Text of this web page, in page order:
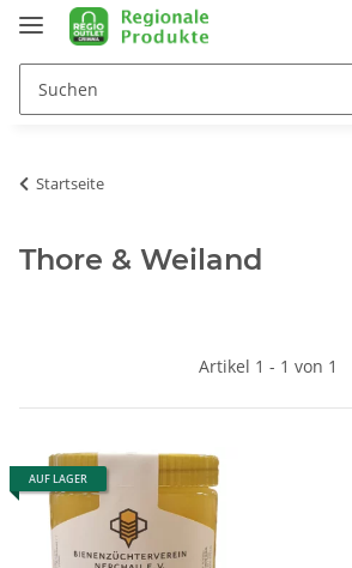
Startseite
Thore & Weiland
Artikel 1 - 1 von 1
AUF LAGER